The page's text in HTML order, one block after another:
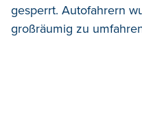
gesperrt. Autofahrern
großräumig zu